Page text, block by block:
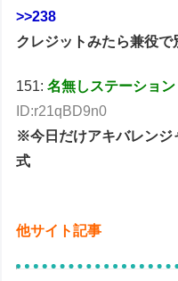
>>238
クレジットみたら兼役で
151:名無しステーション
ID:r21qBD9n0
※今日だけアキバレンジ
式
他サイト記事